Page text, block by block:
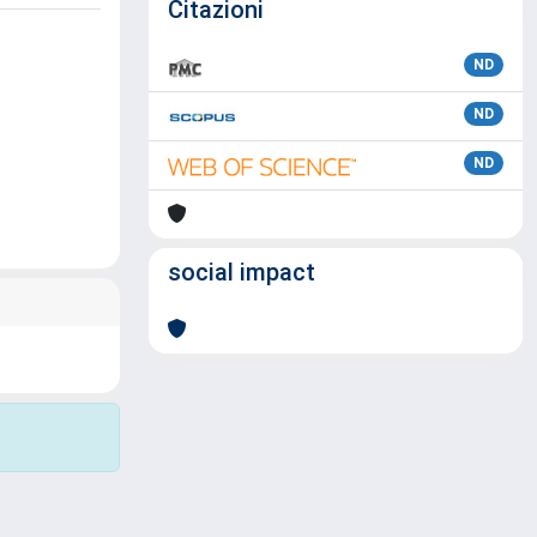
Citazioni
ND
ND
ND
social impact